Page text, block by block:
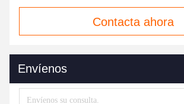
Contacta ahora
Envíenos